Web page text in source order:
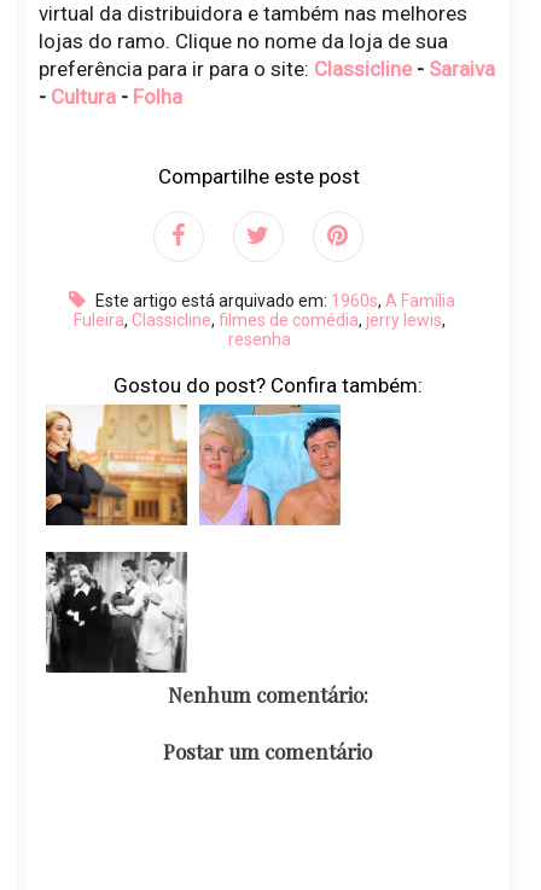
virtual da distribuidora e também nas melhores
lojas do ramo. Clique no nome da loja de sua
preferência para ir para o site: Classicline- Saraiva
- Cultura- Folha
Compartilhe este post
Este artigo está arquivado em: 1960s, A Família
Fuleira, Classicline, filmes de comédia, jerry lewis,
resenha
Gostou do post? Confira também:
Nenhum comentário:
Postar um comentário